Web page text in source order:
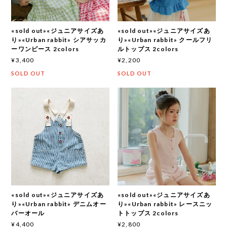
«sold out»«ジュニアサイズあ
り»«Urban rabbit» シアサッカ
ーワンピース 2colors
¥3,400
SOLD OUT
«sold out»«ジュニアサイズあ
り»«Urban rabbit» クールフリ
ルトップス 2colors
¥2,200
SOLD OUT
«sold out»«ジュニアサイズあ
り»«Urban rabbit» デニムオー
バーオール
¥4,400
«sold out»«ジュニアサイズあ
り»«Urban rabbit» レースニッ
トトップス 2colors
¥2,800